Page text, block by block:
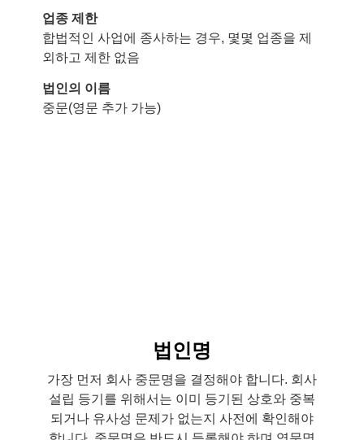
업종 제한
합법적인 사업에 종사하는 경우, 몇몇 업종을 제
외하고 제한 없음
법인의 이름
중문(영문 추가 가능)
법인명
가장 먼저 회사 중문명을 결정해야 합니다. 회사
설립 등기를 위해서는 이미 등기된 상호와 중복
되거나 유사성 문제가 없는지 사전에 확인해야